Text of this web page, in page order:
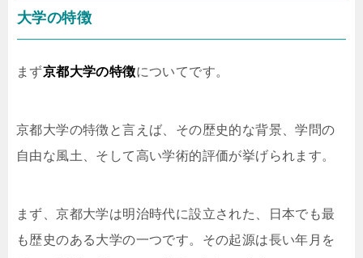
大学の特徴
まず京都大学の特徴についてです。
京都大学の特徴と言えば、その歴史的な背景、学問の
自由な風土、そして高い学術的評価が挙げられます。
まず、京都大学は明治時代に設立された、日本でも最
も歴史のある大学の一つです。その起源は長い年月を